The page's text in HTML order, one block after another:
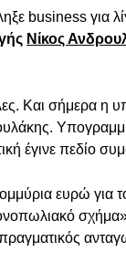
business για
Νίκος
Και σήμερα η
έγινε πεδίο
ευρώ για